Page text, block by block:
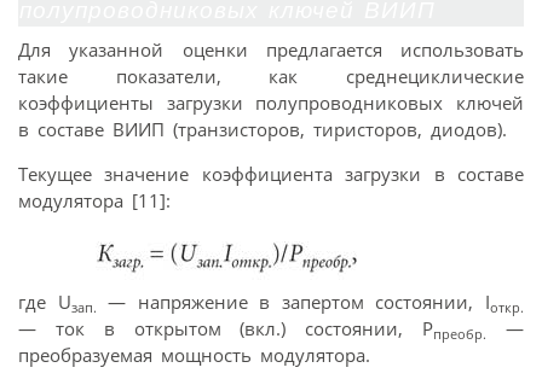
Для указанной оценки предлагается использовать
такие показатели, как среднециклические
коэффициенты загрузки полупроводниковых ключей
в составе ВИИП (транзисторов, тиристоров, диодов).
Текущее значение коэффициента загрузки в составе
модулятора [11]:
где Uзап. — напряжение в запертом состоянии, Iоткр.
— ток в открытом (вкл.) состоянии, Pпpeoбp.
—
преобразуемая мощность модулятора.